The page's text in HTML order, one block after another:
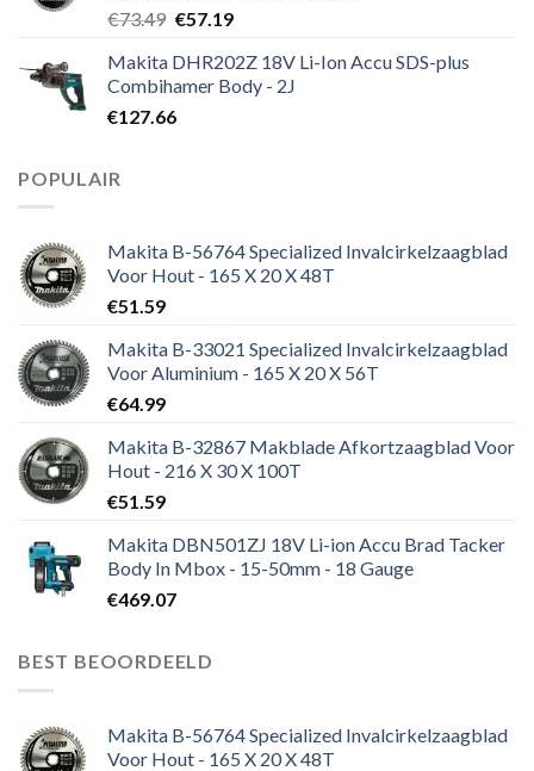
€73.49 Oorspronkelijke
was:
€73.49.
€57.19Huidige
is:
€57.19.
Makita DHR202Z 18V Li-Ion Accu SDS-plus
Combihamer Body - 2J
€127.66
POPULAIR
Makita B-56764 Specialized Invalcirkelzaagblad
Voor Hout - 165 X 20 X 48T
€51.59
Makita B-33021 Specialized Invalcirkelzaagblad
Voor Aluminium - 165 X 20 X 56T
€64.99
Makita B-32867 Makblade Afkortzaagblad Voor
Hout - 216 X 30 X 100T
€51.59
Makita DBN501ZJ 18V Li-ion Accu Brad Tacker
Body In Mbox - 15-50mm - 18 Gauge
€469.07
BEST BEOORDEELD
Makita B-56764 Specialized Invalcirkelzaagblad
Voor Hout - 165 X 20 X 48T